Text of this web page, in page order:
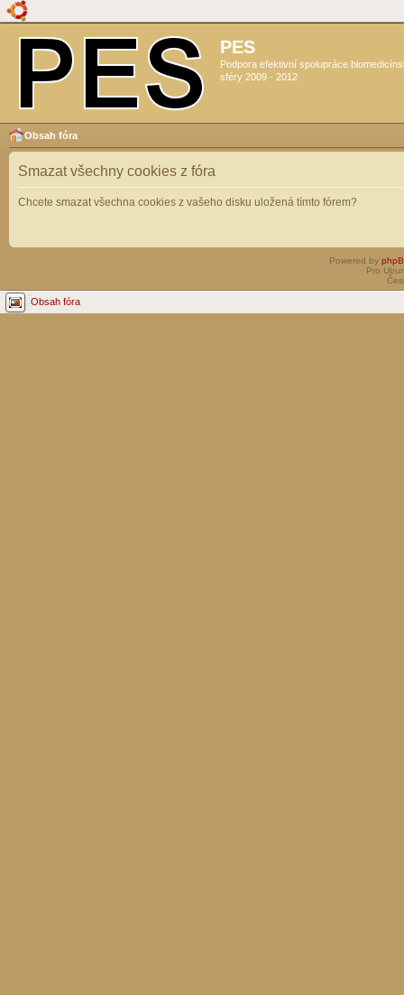
PES
Podpora efektivní spolupráce
sféry 2009 - 2012
Obsah fóra
Smazat všechny cookies z fóra
Chcete smazat všechna cookies z vašeho disku uložená tímto fórem?
Powered by
Pro
Obsah fóra